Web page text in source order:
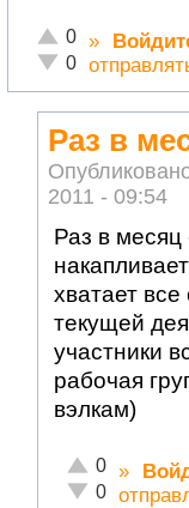
Отлично!
0
Неадекватно!
0
»
Раз в
2011 - 09:54
Раз в
хватает
текущей
участники
рабочая
вэлкам)
Отлично!
0
Неадекватно!
0
»